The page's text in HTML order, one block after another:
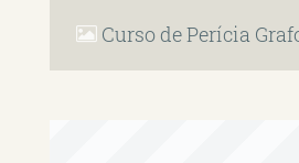
Curso de Perícia